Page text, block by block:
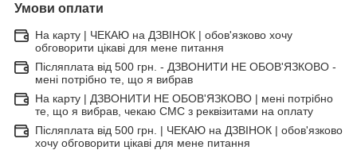
Умови оплати
На карту | ЧЕКАЮ на ДЗВІНОК | обов'язково хочу
обговорити цікаві для мене питання
Післяплата від 500 грн. - ДЗВОНИТИ НЕ ОБОВ'ЯЗКОВО -
мені потрібно те, що я вибрав
На карту | ДЗВОНИТИ НЕ ОБОВ'ЯЗКОВО | мені потрібно
те, що я вибрав, чекаю СМС з реквізитами на оплату
Післяплата від 500 грн. | ЧЕКАЮ на ДЗВІНОК | обов'язково
хочу обговорити цікаві для мене питання